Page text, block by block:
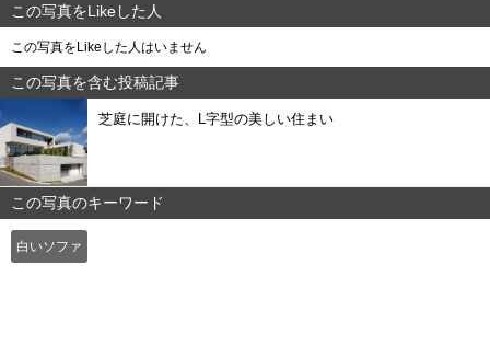
この写真をLikeした人
この写真をLikeした人はいません
この写真を含む投稿記事
芝庭に開けた、L字型の美しい住まい
この写真のキーワード
白いソファ